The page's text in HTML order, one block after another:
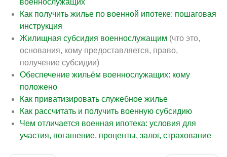
военнослужащих
Как получить жилье по военной ипотеке: пошаговая
инструкция
Жилищная субсидия военнослужащим (что это,
основания, кому предоставляется, право,
получение субсидии)
Обеспечение жильём военнослужащих: кому
положено
Как приватизировать служебное жилье
Как рассчитать и получить военную субсидию
Чем отличается военная ипотека: условия для
участия, погашение, проценты, залог, страхование